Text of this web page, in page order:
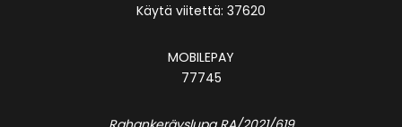
Käytä viitettä: 37620
MOBILEPAY
77745